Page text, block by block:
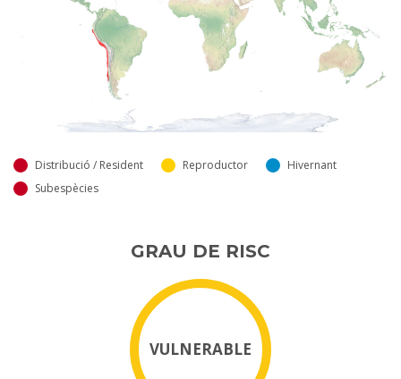
Distribució / Resident Reproductor
Hivernant
Subespècies
GRAU DE RISC
VULNERABLE